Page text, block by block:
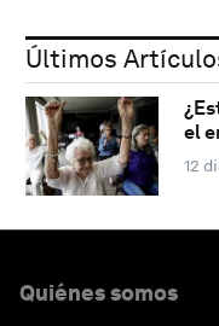
Últimos
el
12
Quiénes somos